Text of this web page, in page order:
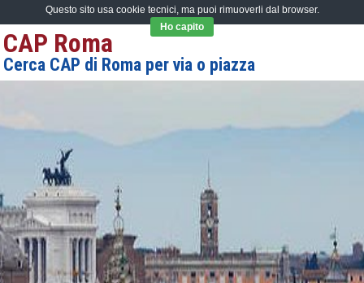
CAP Roma
Cerca CAP di Roma per via o piazza
Questo sito usa cookie tecnici, ma puoi rimuoverli dal browser.
Ho capito